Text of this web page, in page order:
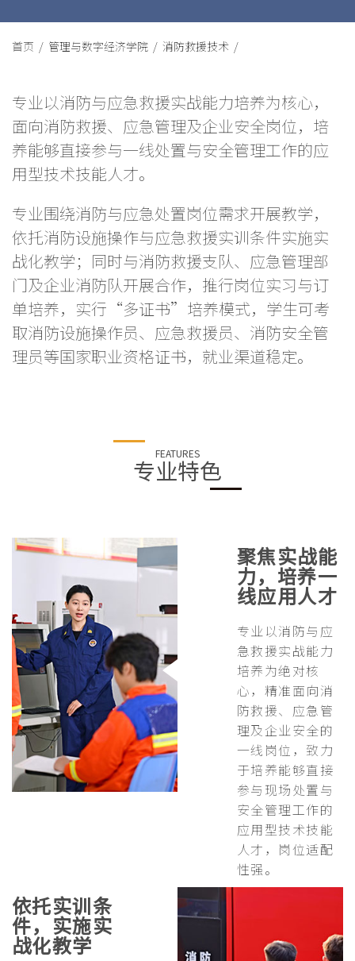
首页 / 管理与数字经济学院 / 消防救援技术 /
专业以消防与应急救援实战能力培养为核心，
面向消防救援、应急管理及企业安全岗位，培
养能够直接参与一线处置与安全管理工作的应
用型技术技能人才。
专业围绕消防与应急处置岗位需求开展教学，
依托消防设施操作与应急救援实训条件实施实
战化教学；同时与消防救援支队、应急管理部
门及企业消防队开展合作，推行岗位实习与订
单培养，实行“多证书”培养模式，学生可考
取消防设施操作员、应急救援员、消防安全管
理员等国家职业资格证书，就业渠道稳定。
FEATURES
专业特色
聚焦实战能
力，培养一
线应用人才
专业以消防与应
急救援实战能力
培养为绝对核
心，精准面向消
防救援、应急管
理及企业安全的
一线岗位，致力
于培养能够直接
参与现场处置与
安全管理工作的
应用型技术技能
人才，岗位适配
性强。
依托实训条
件，实施实
战化教学